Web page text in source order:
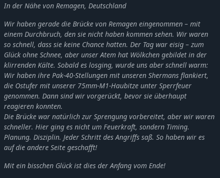
In der Nähe von Remagen, Deutschland
Wir haben gerade die Brücke von Remagen eingenommen – mit
einem Durchbruch, den sie nicht haben kommen sehen. Wir waren
so schnell, dass sie keine Chance hatten. Der Tag war eisig – zum
Glück ohne Schnee, aber unser Atem hat Wölkchen gebildet in der
klirrenden Kälte. Sobald es losging, wurde uns aber schnell warm:
Wir haben ihre Pak-40-Stellungen mit unseren Shermans flankiert,
die Ostufer mit unserer 75mm-M1-Haubitze unter Sperrfeuer
genommen. Dann sind wir vorgerückt, bevor sie überhaupt
reagieren konnten.
Die Brücke war natürlich zur Sprengung vorbereitet, aber wir waren
schneller. Hier ging es nicht um Feuerkraft, sondern Timing.
Planung. Disziplin. Jeder Schritt des Angriffs saß. So haben wir es
auf die andere Seite geschafft!
Mit ein bisschen Glück ist dies der Anfang vom Ende!